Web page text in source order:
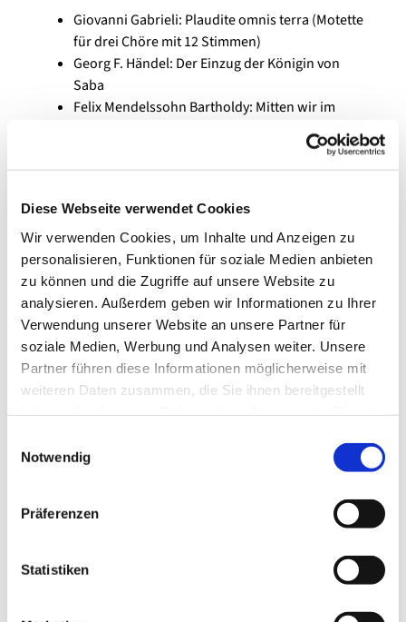
Diese Webseite verwendet Cookies
Wir verwenden Cookies, um Inhalte und Anzeigen zu
personalisieren, Funktionen für soziale Medien anbieten
zu können und die Zugriffe auf unsere Website zu
analysieren. Außerdem geben wir Informationen zu Ihrer
Verwendung unserer Website an unsere Partner für
soziale Medien, Werbung und Analysen weiter. Unsere
Partner führen diese Informationen möglicherweise mit
weiteren Daten zusammen, die Sie ihnen bereitgestellt
Notwendig
Präferenzen
Statistiken
Giovanni Gabrieli: Plaudite omnis terra (Motette
für drei Chöre mit 12 Stimmen)
Georg F. Händel: Der Einzug der Königin von
Saba
Felix Mendelssohn Bartholdy: Mitten wir im
Felix Mendelssohn Bartholdy: Es wird ein Stern
aus Jakob aufgeh’n (aus dem unvollendeten
Chris Woods: Wayfaring Stranger
Kim André Arnesen: Even when He is silent
Steven Verhelst: Song for Japan
Simon Langenbach: Brass for Peace (für den
DEPT 2024 komponiert)
Simon Langenbach: Fanfare festivo für
Blechbläser, Orgel und Pauken
Rolf Schweizer: Jerusalem, du hochgebaute
Stadt
Ernst-Thilo Kalke: Tubism (Beitrag zum Jahr der
Es erwartet Sie ein spannendes und vielseitiges
Ausgang wird eine Spende für den Freundeskreis der
nbb.posaunenarbeit.de